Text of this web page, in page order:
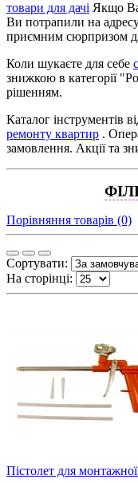
товари для дачі Якщо
Ви потрапили на
приємним сюрпризом
Коли шукаєте для себе
знижкою в категорії
рішенням.
Каталог інструментів
ремонту квартир .
замовлення. Акції та
Порівняння товарів (0)
Сортувати:
На сторінці:
Пістолет для